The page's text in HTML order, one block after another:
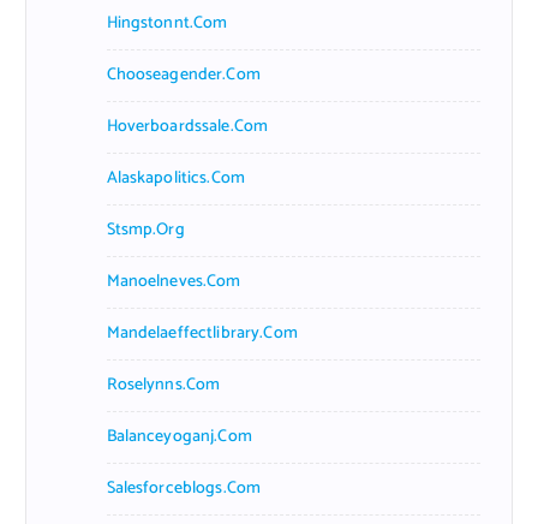
Hingstonnt.com
Chooseagender.com
Hoverboardssale.com
Alaskapolitics.com
Stsmp.org
Manoelneves.com
Mandelaeffectlibrary.com
Roselynns.com
Balanceyoganj.com
Salesforceblogs.com